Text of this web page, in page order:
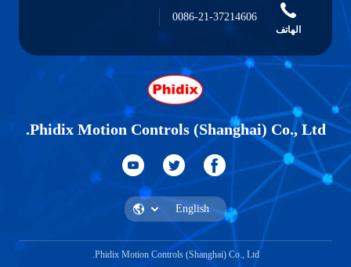
الهاتف
0086-21-37214606
Phidix Motion Controls (Shanghai) Co., Ltd.
Phidix Motion Controls (Shanghai) Co., Ltd.